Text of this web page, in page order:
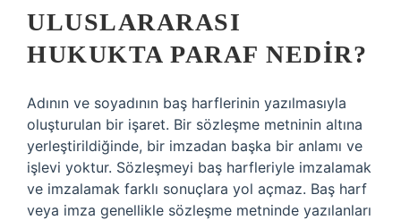
ULUSLARARASI
HUKUKTA PARAF NEDIR?
Adının ve soyadının baş harflerinin yazılmasıyla
oluşturulan bir işaret. Bir sözleşme metninin altına
yerleştirildiğinde, bir imzadan başka bir anlamı ve
işlevi yoktur. Sözleşmeyi baş harfleriyle imzalamak
ve imzalamak farklı sonuçlara yol açmaz. Baş harf
veya imza genellikle sözleşme metninde yazılanları